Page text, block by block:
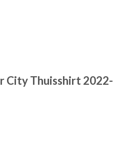
City Thuisshirt 2022-